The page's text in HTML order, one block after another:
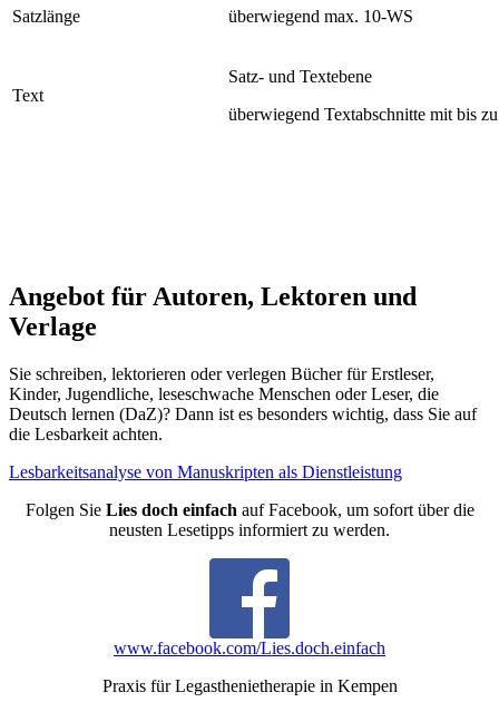
Satzlänge überwiegend max. 10-WS
Text
Satz- und Textebene
überwiegend Textabschnitte mit bis
Angebot für Autoren, Lektoren und
Verlage
Sie schreiben, lektorieren oder verlegen Bücher für Erstleser,
Kinder, Jugendliche, leseschwache Menschen oder Leser, die
Deutsch lernen (DaZ)? Dann ist es besonders wichtig, dass Sie auf
die Lesbarkeit achten.
Lesbarkeitsanalyse von Manuskripten als Dienstleistung
Folgen Sie Lies doch einfach auf Facebook, um sofort über die
neusten Lesetipps informiert zu werden.
www.facebook.com/Lies.doch.einfach
Praxis für Legasthenietherapie in Kempen